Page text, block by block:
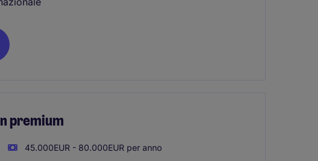
premium
45.000EUR - 80.000EUR per anno